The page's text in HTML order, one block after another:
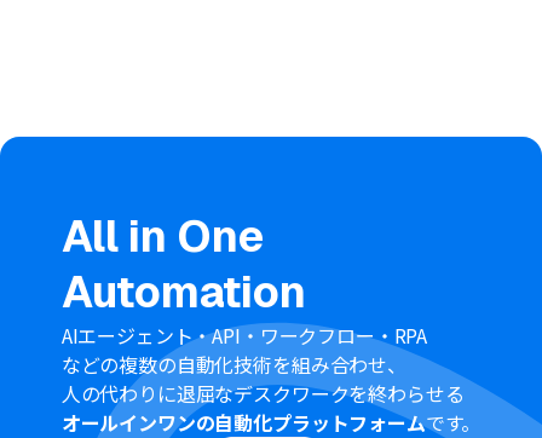
All in One
Automation
AIエージェント・API・ワークフロー・RPA
などの複数の自動化技術を組み合わせ、
人の代わりに退屈なデスクワークを終わらせる
オールインワンの自動化プラットフォームです。